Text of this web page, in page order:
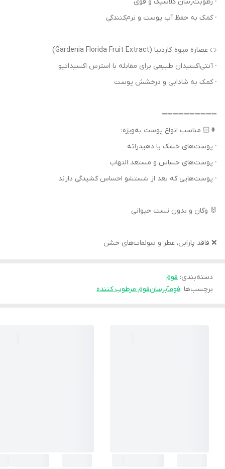
· کمک به حفظ آب پوست و نرم‌کنندگی
🍊 عصاره میوه گاردنیا (Gardenia Florida Fruit Extract)
· آنتی‌اکسیدان طبیعی برای مقابله با استرس اکسیداتیو
· کمک به شادابی و درخشش پوست
➖➖➖➖➖➖➖➖➖➖
👩🏻 مناسب انواع پوست به‌ویژه:
· پوست‌های خشک یا دهیدراته
· پوست‌های حساس و مستعد التهاب
· پوست‌هایی که بعد از شستشو احساس کشیدگی دارند
🐰 وگان و بدون تست حیوانی
❌ فاقد پارابن، عطر و سولفات‌های خشن
دسته‌بندی: فوم
برچسب‌ها :فومآبرسانفوم مرطوب کننده